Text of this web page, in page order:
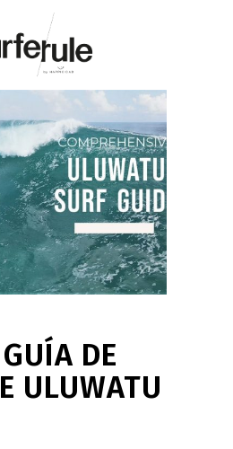
GUÍA DE
ULUWATU